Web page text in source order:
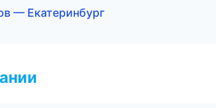
— Екатеринбург